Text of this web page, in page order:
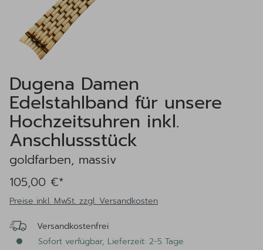
Dugena Damen
Edelstahlband für unsere
Hochzeitsuhren inkl.
Anschlussstück
goldfarben, massiv
105,00 €*
Preise inkl. MwSt. zzgl. Versandkosten
Versandkostenfrei
Sofort verfügbar, Lieferzeit: 2-5 Tage